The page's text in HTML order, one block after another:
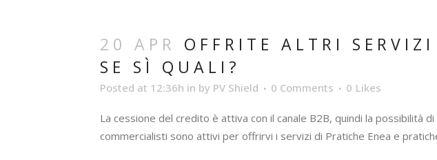
20 APR
OFFRITE ALTRI
SE SÌ QUALI?
Posted at 12:36h in by PV Shield 0 Comments 0 Likes
La cessione del credito è attiva con il canale B2B, quindi la possibilità
commercialisti sono attivi per offrirvi i servizi di Pratiche Enea e